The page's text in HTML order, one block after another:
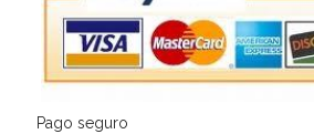
Pago seguro